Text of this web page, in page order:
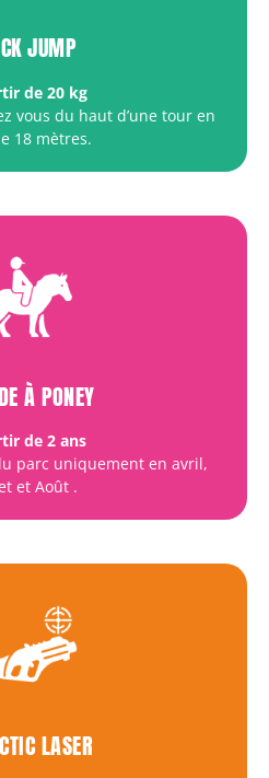
JUMP
de 20 kg
vous du haut d’une tour en
18 mètres.
À PONEY
de 2 ans
parc uniquement en avril,
et Août .
LASER